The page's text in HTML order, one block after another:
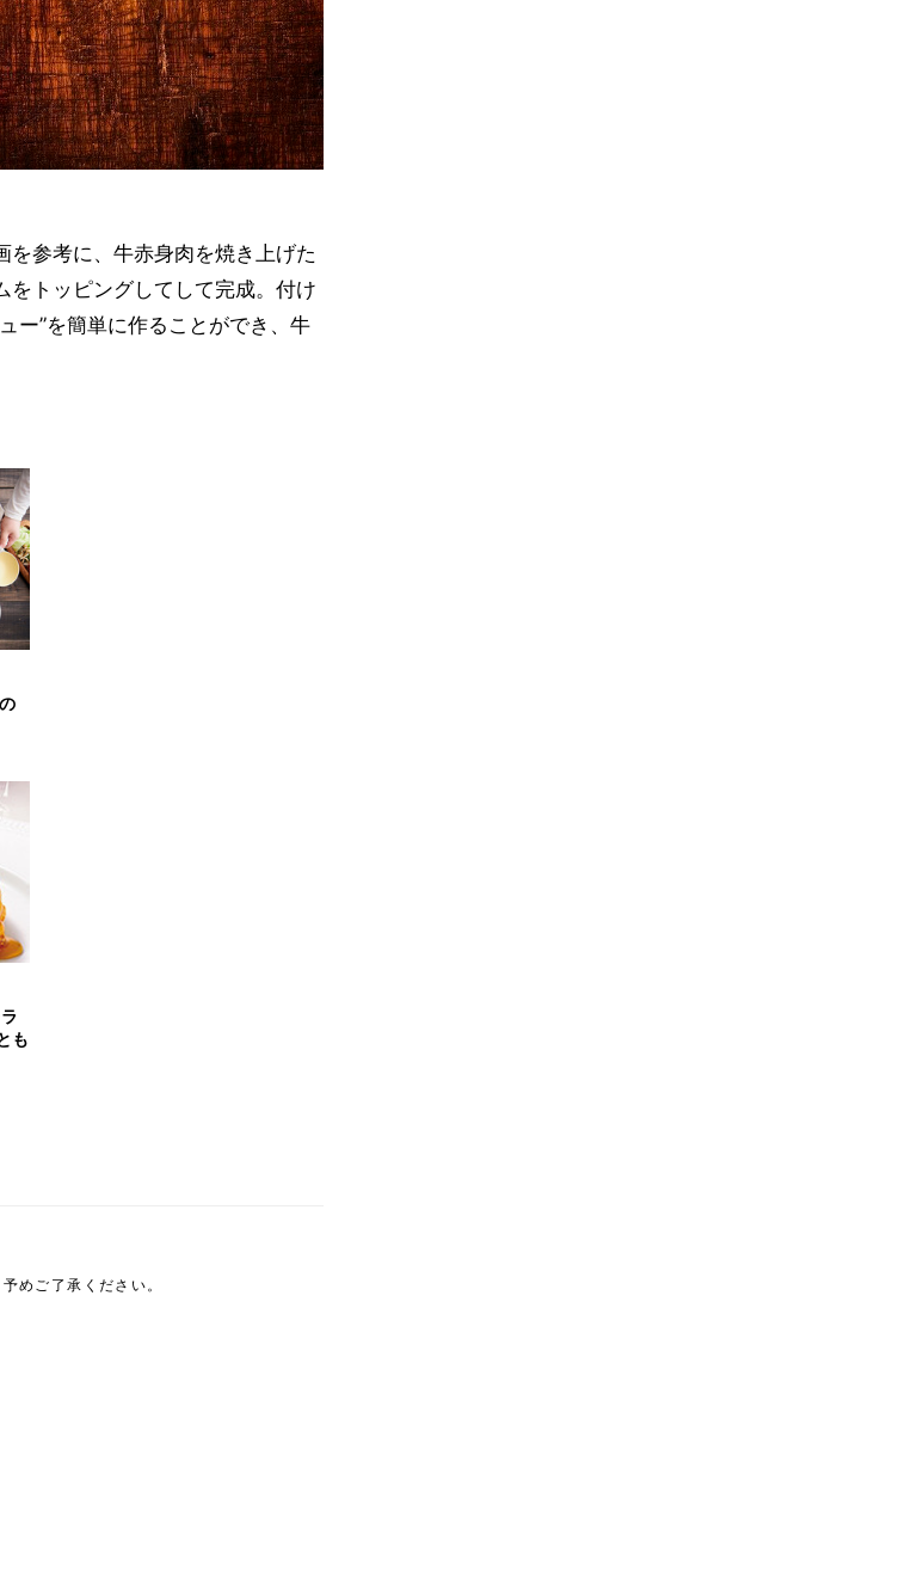
参考に、牛赤身肉を焼き上げた
をトッピングしてして完成。付け
ー”を簡単に作ることができ、牛
も
めご了承ください。